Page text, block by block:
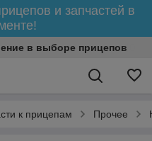
и запчастей в
в выборе прицепов
к прицепам Прочее